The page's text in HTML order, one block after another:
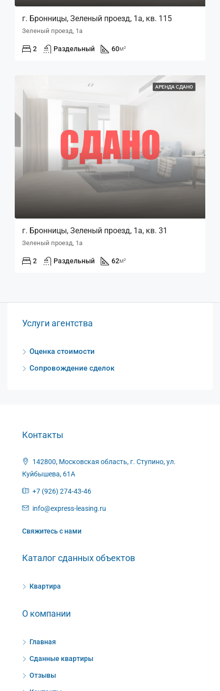
г. Бронницы, Зеленый проезд, 1а, кв. 115
Зеленый проезд, 1а
2 Раздельный 60м²
АРЕНДА СДАНО
г. Бронницы, Зеленый проезд, 1а, кв. 31
Зеленый проезд, 1а
2 Раздельный 62м²
Услуги агентства
Оценка стоимости
Сопровождение сделок
Контакты
142800, Московская область, г. Ступино, ул.
Куйбышева, 61А
+7 (926) 274-43-46
info@express-leasing.ru
Свяжитесь с нами
Каталог сданных объектов
Квартира
О компании
Главная
Сданные квартиры
Отзывы